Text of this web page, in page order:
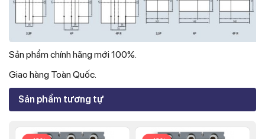
Sản phẩm chính hãng mới 100%.
Giao hàng Toàn Quốc.
Sản phẩm tương tự